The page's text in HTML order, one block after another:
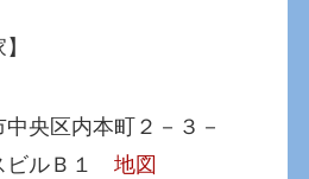
央区内本町２－３－
ビルＢ１地図